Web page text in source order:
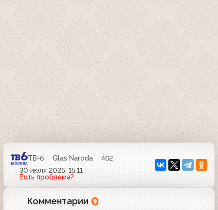
ТВ-6 Glas Naroda
462
30 июля 2025, 15:11
Есть проблема?
Комментарии 0